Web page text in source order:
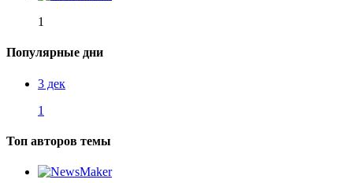
1
Популярные дни
3 дек
1
Топ авторов темы